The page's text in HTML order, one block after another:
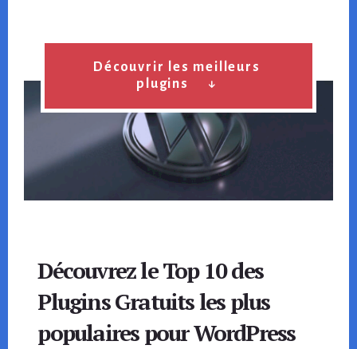
Découvrir les meilleurs
plugins ↓
Découvrez le Top 10 des
Plugins Gratuits les plus
populaires pour WordPress